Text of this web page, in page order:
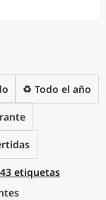
♻️ Todo el año
etiquetas